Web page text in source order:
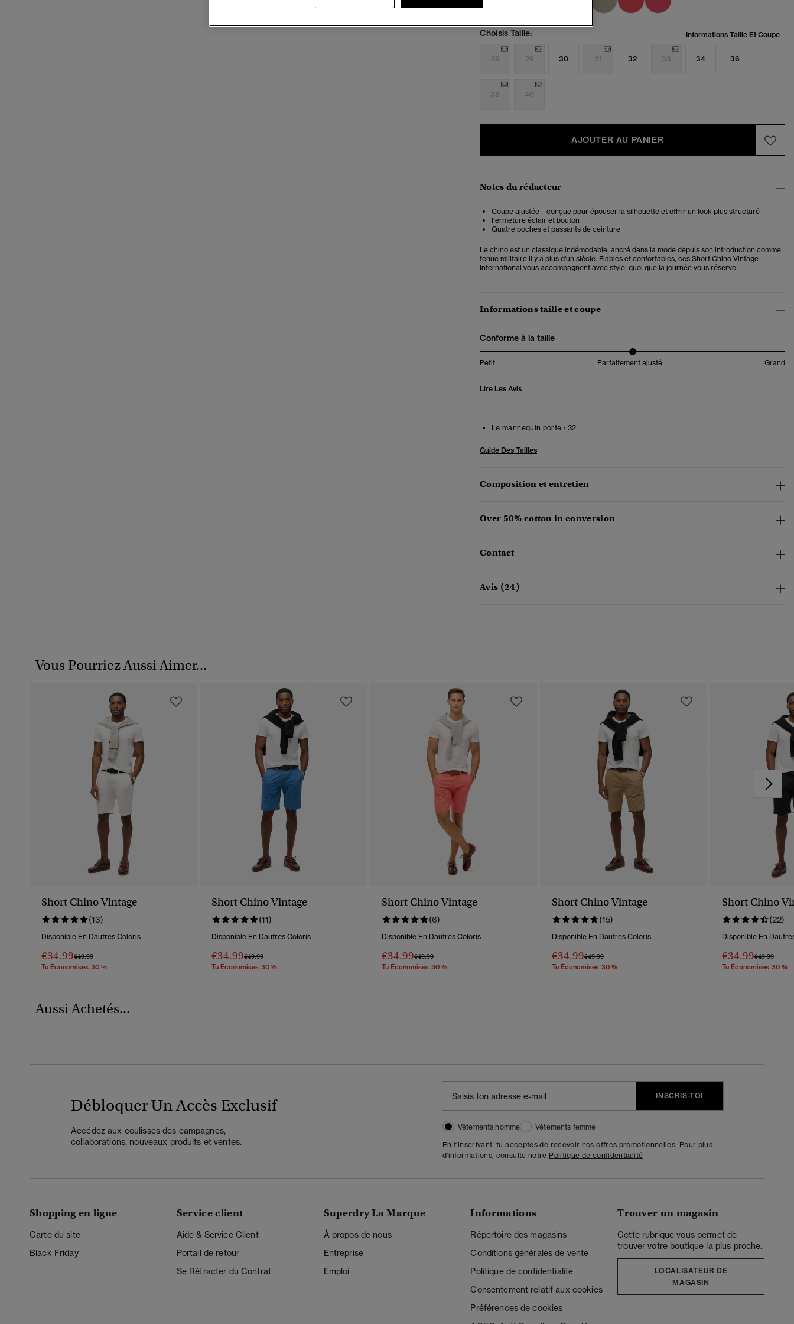
Choisis Taille: Informations Taille Et Coupe
28 29 30 31 32 33 34 36
38 40
AJOUTER AU PANIER
Notes du rédacteur
Coupe ajustée – conçue pour épouser la silhouette et offrir un look plus structuré
Fermeture éclair et bouton
Quatre poches et passants de ceinture
Le chino est un classique indémodable, ancré dans la mode depuis son introduction comme
tenue militaire il y a plus d'un siècle. Fiables et confortables, ces Short Chino Vintage
International vous accompagnent avec style, quoi que la journée vous réserve.
Informations taille et coupe
Conforme à la taille
Petit Parfaitement ajusté Grand
Lire Les Avis
Le mannequin porte : 32
Guide Des Tailles
Composition et entretien
Over 50% cotton in conversion
Contact
Avis (24)
Vous Pourriez Aussi Aimer...
Short Chino Vintage
(13)
Disponible En Dautres Coloris
€34.99Prix Réduit De
€49.99À
Tu Économises 30 %
Short Chino Vintage
(11)
Disponible En Dautres Coloris
€34.99Prix Réduit De
€49.99À
Tu Économises 30 %
Short Chino Vintage
(6)
Disponible En Dautres Coloris
€34.99Prix Réduit De
€49.99À
Tu Économises 30 %
Short Chino Vintage
(15)
Disponible En Dautres Coloris
€34.99Prix Réduit De
€49.99À
Tu Économises 30 %
Short Chino
(22)
Disponible En
€34.99Prix Réduit
€49.99À
Tu Économises 30 %
Aussi Achetés...
Débloquer Un Accès Exclusif
Accédez aux coulisses des campagnes,
collaborations, nouveaux produits et ventes.
INSCRIS-TOI
Vêtements homme
Vêtements femme
En t'inscrivant, tu acceptes de recevoir nos offres promotionnelles. Pour plus
d'informations, consulte notre Politique de confidentialité
Shopping en ligne
Carte du site
Black Friday
Service client
Aide & Service Client
Portail de retour
Se Rétracter du Contrat
Superdry La Marque
À propos de nous
Entreprise
Emploi
Informations
Répertoire des magasins
Conditions générales de vente
Politique de confidentialité
Consentement relatif aux cookies
Préférences de cookies
Trouver un magasin
Cette rubrique vous permet de
trouver votre boutique la plus proche.
LOCALISATEUR DE
MAGASIN